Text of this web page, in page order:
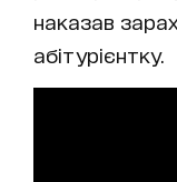
наказав
абітурієнтку.